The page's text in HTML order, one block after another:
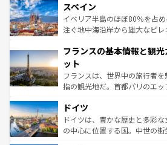
ろん、トスカーナの美しい田園
景など、自然景観も見逃せな
ピザやパスタなど、絶品のイ
ませてくれるイタリアで、忘れ
なお、新着のイタリア情報は
しい。
スペイン
イベリア半島のほぼ80％を占
注ぐ地中海沿岸から雄大なピ
文化が根付くこの国では、情熱
れる闘牛、そして美味しいタパ
る。首都マドリードの洗練さ
アートに溢れた街角から、地
せる。地方によって風土や気候
性で訪
ンテンツ一覧を参照してほしい
フランスの基本情報と観
ット
フランスは、世界中の旅行者
指の観光地だ。首都パリのエ
で、幅広い魅力が詰まっている
聖堂、美しいビーチ、そして
から魅了する。また、フラン
ドイツ
ドイツは、豊かな歴史と多彩
の中心に位置する国。中世の